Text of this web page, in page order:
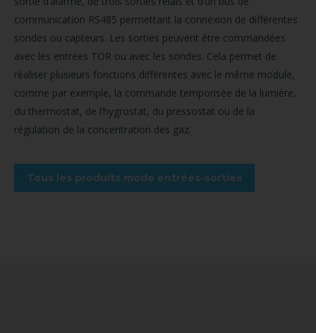
communication RS485 permettant la connexion de différentes
sondes ou capteurs. Les sorties peuvent être commandées
avec les entrées TOR ou avec les sondes. Cela permet de
réaliser plusieurs fonctions différentes avec le même module,
comme par exemple, la commande temporisée de la lumière,
du thermostat, de l’hygrostat, du pressostat ou de la
régulation de la concentration des gaz.
Tous les produits mode entrées-sorties